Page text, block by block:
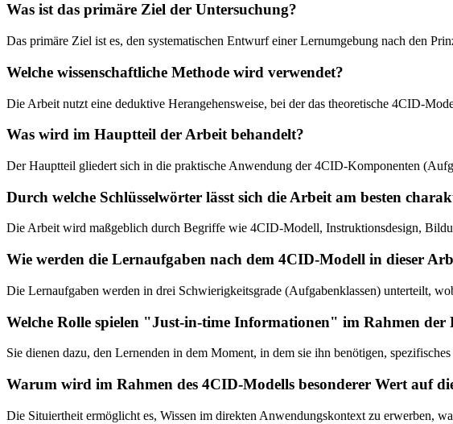
Was ist das primäre Ziel der Untersuchung?
Das primäre Ziel ist es, den systematischen Entwurf einer Lernumgebung nach den
Welche wissenschaftliche Methode wird verwendet?
Die Arbeit nutzt eine deduktive Herangehensweise, bei der das theoretische 4CID-
Was wird im Hauptteil der Arbeit behandelt?
Der Hauptteil gliedert sich in die praktische Anwendung der 4CID-Komponenten
Durch welche Schlüsselwörter lässt sich die Arbeit am besten
Die Arbeit wird maßgeblich durch Begriffe wie 4CID-Modell, Instruktionsdesign,
Wie werden die Lernaufgaben nach dem 4CID-Modell in dieser
Die Lernaufgaben werden in drei Schwierigkeitsgrade (Aufgabenklassen) unterteilt,
Welche Rolle spielen "Just-in-time Informationen" im Rahmen
Sie dienen dazu, den Lernenden in dem Moment, in dem sie ihn benötigen,
Warum wird im Rahmen des 4CID-Modells besonderer Wert auf
Die Situiertheit ermöglicht es, Wissen im direkten Anwendungskontext zu erwerben,